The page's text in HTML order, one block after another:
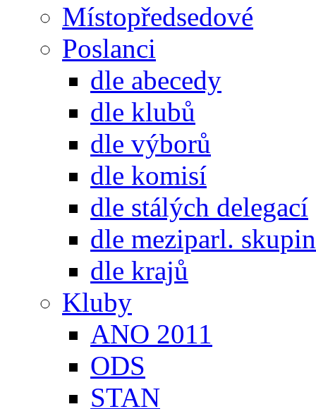
Místopředsedové
Poslanci
dle abecedy
dle klubů
dle výborů
dle komisí
dle stálých delegací
dle meziparl. skupin
dle krajů
Kluby
ANO 2011
ODS
STAN